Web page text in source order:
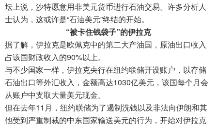
坛上说，沙特愿意用非美元货币进行石油交易。许多分析人
士认为，这或许是“石油美元”终结的开始。
“被卡住钱袋子”的伊拉克
据了解，伊拉克是欧佩克中的第二大产油国，原油出口收入
占该国财政收入的90%以上。
与不少国家一样，伊拉克央行在纽约联储开设账户，以存储
石油出口等外汇收入，金额高达1030亿美元，该国每个月会
从账户中支取大量美元现金。
但在去年11月，纽约联储为了遏制洗钱以及非法向伊朗和其
他受到严重制裁的中东国家输送美元的行为，开始对伊拉克